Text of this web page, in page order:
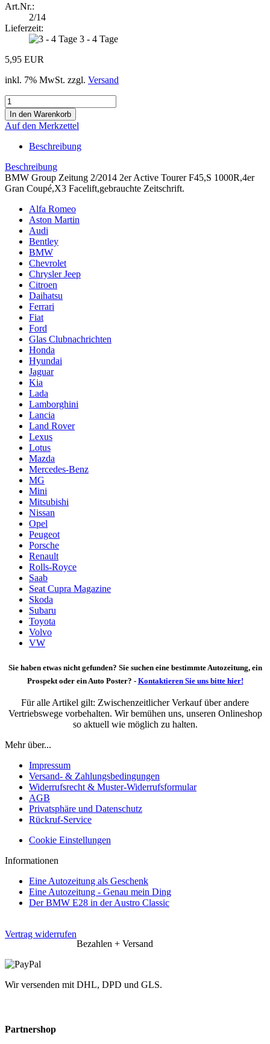
Art.Nr.:
2/14
Lieferzeit:
3 - 4 Tage
5,95 EUR
inkl. 7% MwSt. zzgl. Versand
Auf den Merkzettel
Beschreibung
Beschreibung
BMW Group Zeitung 2/2014 2er Active Tourer F45,S 1000R,4er
Gran Coupé,X3 Facelift,gebrauchte Zeitschrift.
Alfa Romeo
Aston Martin
Audi
Bentley
BMW
Chevrolet
Chrysler Jeep
Citroen
Daihatsu
Ferrari
Fiat
Ford
Glas Clubnachrichten
Honda
Hyundai
Jaguar
Kia
Lada
Lamborghini
Lancia
Land Rover
Lexus
Lotus
Mazda
Mercedes-Benz
MG
Mini
Mitsubishi
Nissan
Opel
Peugeot
Porsche
Renault
Rolls-Royce
Saab
Seat Cupra Magazine
Skoda
Subaru
Toyota
Volvo
VW
Sie haben etwas nicht gefunden? Sie suchen eine bestimmte Autozeitung, ein
Prospekt oder ein Auto Poster? - Kontaktieren Sie uns bitte hier!
Für alle Artikel gilt: Zwischenzeitlicher Verkauf über andere
Vertriebswege vorbehalten. Wir bemühen uns, unseren Onlineshop
so aktuell wie möglich zu halten.
Mehr über...
Impressum
Versand- & Zahlungsbedingungen
Widerrufsrecht & Muster-Widerrufsformular
AGB
Privatsphäre und Datenschutz
Rückruf-Service
Cookie Einstellungen
Informationen
Eine Autozeitung als Geschenk
Eine Autozeitung - Genau mein Ding
Der BMW E28 in der Austro Classic
Vertrag widerrufen
Bezahlen + Versand
Wir versenden mit DHL, DPD und GLS.
Partnershop